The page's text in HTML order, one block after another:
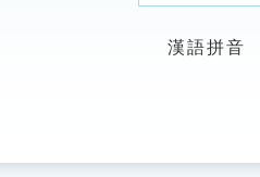
漢語拼音